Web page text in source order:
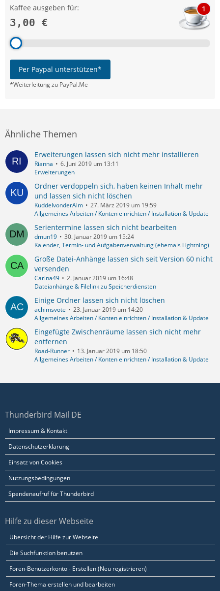
Kaffee ausgeben für:
3,00 €
1
Per Paypal unterstützen*
*Weiterleitung zu PayPal.Me
Ähnliche Themen
Erweiterungen lassen sich nicht mehr installieren
Rianna
6. Juni 2019 um 13:11
Erweiterungen
Ordner verdoppeln sich, haben keinen Inhalt mehr
und lassen sich nicht löschen
KuddelvonderAlm
27. März 2019 um 19:59
Allgemeines Arbeiten / Konten einrichten / Installation & Update
Serientermine lassen sich nicht bearbeiten
dmun19
30. Januar 2019 um 15:24
Kalender, Termin- und Aufgabenverwaltung (ehemals Lightning)
Große Datei-Anhänge lassen sich seit Version 60 nicht
versenden
Carina49
2. Januar 2019 um 16:48
Dateianhänge & Filelink zu Speicherdiensten
Einige Ordner lassen sich nicht löschen
achimsvote
23. Januar 2019 um 14:20
Allgemeines Arbeiten / Konten einrichten / Installation & Update
Eingefügte Zwischenräume lassen sich nicht mehr
entfernen
Road-Runner
13. Januar 2019 um 18:50
Allgemeines Arbeiten / Konten einrichten / Installation & Update
Thunderbird Mail DE
Impressum & Kontakt
Datenschutzerklärung
Einsatz von Cookies
Nutzungsbedingungen
Spendenaufruf für Thunderbird
Hilfe zu dieser Webseite
Übersicht der Hilfe zur Webseite
Die Suchfunktion benutzen
Foren-Benutzerkonto - Erstellen (Neu registrieren)
Foren-Thema erstellen und bearbeiten